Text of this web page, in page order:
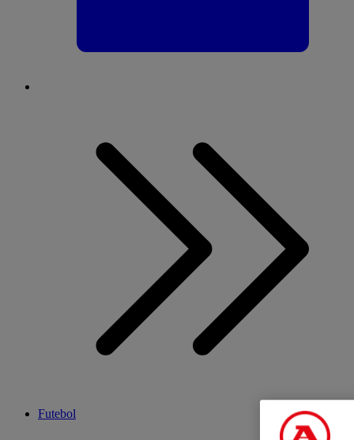
Futebol